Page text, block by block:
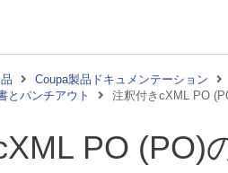
Coupa製品ドキュメンテーション
とパンチアウト 注釈付きcXML PO
PO (PO)